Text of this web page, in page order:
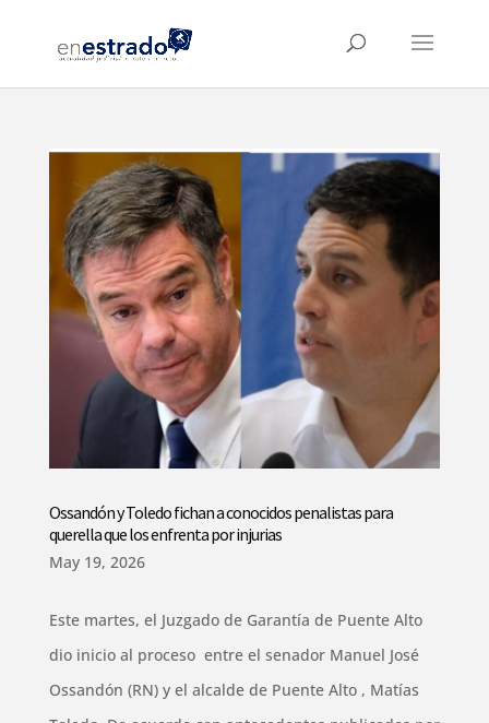
Ossandón y Toledo fichan a conocidos penalistas para
querella que los enfrenta por injurias
May 19, 2026
Este martes, el Juzgado de Garantía de Puente Alto
dio inicio al proceso entre el senador Manuel José
Ossandón (RN) y el alcalde de Puente Alto , Matías